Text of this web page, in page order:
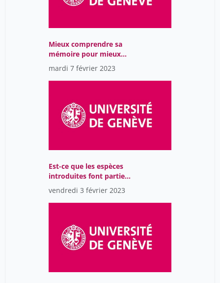
Mieux comprendre sa
mémoire pour mieux
fonctionner au quotidien
mardi 7 février 2023
Est-ce que les espèces
introduites font partie
de la biodiversité que
nous souhaitons
conserver?
vendredi 3 février 2023